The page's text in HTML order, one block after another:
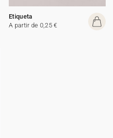
Etiqueta
A partir de 0,25 €